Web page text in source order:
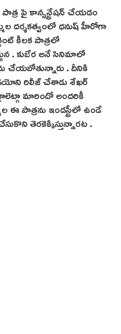
పై కాన్సన్ట్రేషన్ చేయడం
దర్శకత్వంలో ధనుష్ హీరోగా
కీలక పాత్రలో
. కుబేర అనే సినిమాలో
చేయబోతున్నారు . దీనికి
రిలీజ్ చేశాడు శేఖర్
మారిందో అందరికీ
ఈ పాత్రను ఇండస్ట్రీలో ఉండే
తెరకెక్కిస్తున్నారట .